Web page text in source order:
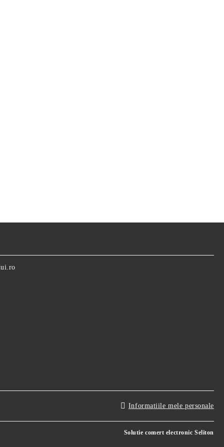
Informatiile mele personale
Solutie comert electronic Seliton